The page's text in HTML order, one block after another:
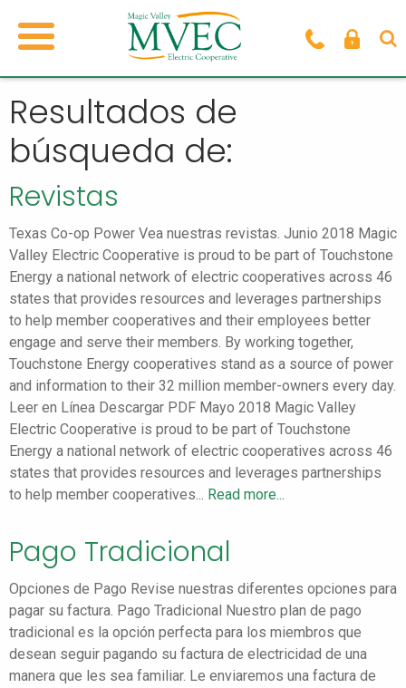
Resultados de
búsqueda de:
Revistas
Texas Co-op Power Vea nuestras revistas. Junio 2018 Magic
Valley Electric Cooperative is proud to be part of Touchstone
Energy a national network of electric cooperatives across 46
states that provides resources and leverages partnerships
to help member cooperatives and their employees better
engage and serve their members. By working together,
Touchstone Energy cooperatives stand as a source of power
and information to their 32 million member-owners every day.
Leer en Línea Descargar PDF Mayo 2018 Magic Valley
Electric Cooperative is proud to be part of Touchstone
Energy a national network of electric cooperatives across 46
states that provides resources and leverages partnerships
to help member cooperatives... Read more...
Pago Tradicional
Opciones de Pago Revise nuestras diferentes opciones para
pagar su factura. Pago Tradicional Nuestro plan de pago
tradicional es la opción perfecta para los miembros que
desean seguir pagando su factura de electricidad de una
manera que les sea familiar. Le enviaremos una factura de